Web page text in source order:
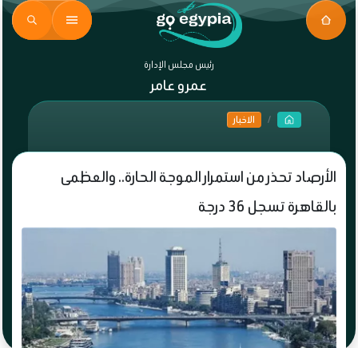
رئيس مجلس الإدارة
عمرو عامر
الاخبار
الأرصاد تحذر من استمرار الموجة الحارة.. والعظمى
بالقاهرة تسجل 36 درجة